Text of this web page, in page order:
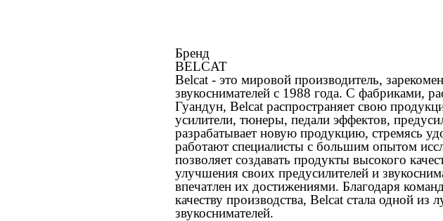
Бренд
BELCAT
Belcat - это мировой производитель,
звукоснимателей с 1988 года. С фабриками,
Гуандун, Belcat распространяет свою
усилители, тюнеры, педали эффектов,
разрабатывает новую продукцию, стремясь
работают специалисты с большим опытом
позволяет создавать продукты высокого
улучшения своих предусилителей и
впечатлен их достижениями. Благодаря
качеству производства, Belcat стала одной
звукоснимателей.